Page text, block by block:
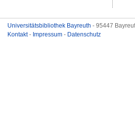
Universitätsbibliothek Bayreuth - 95447
Kontakt- Impressum - Datenschutz